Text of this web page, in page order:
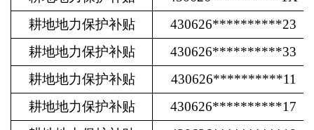
耕地地力保护补贴
430626**********23
耕地地力保护补贴
430626**********33
耕地地力保护补贴
430626**********11
耕地地力保护补贴
430626**********17